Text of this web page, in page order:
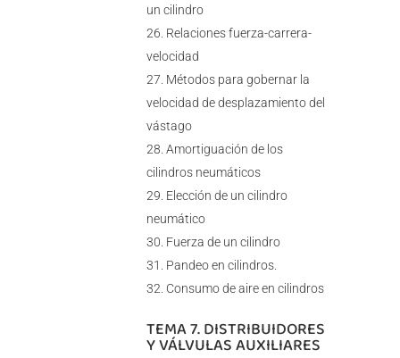
un cilindro
Relaciones fuerza-carrera-
velocidad
Métodos para gobernar la
velocidad de desplazamiento del
vástago
Amortiguación de los
cilindros neumáticos
Elección de un cilindro
neumático
Fuerza de un cilindro
Pandeo en cilindros.
Consumo de aire en cilindros
TEMA 7. DISTRIBUIDORES
Y VÁLVULAS AUXILIARES